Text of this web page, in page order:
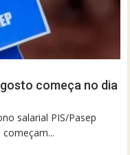
começa no dia
salarial PIS/Pasep